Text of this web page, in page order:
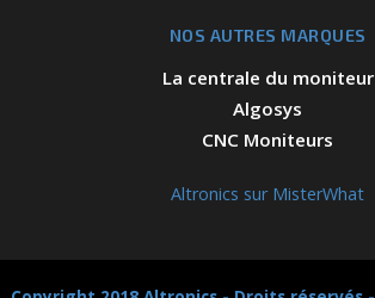
NOS AUTRES MARQUES
La centrale du moniteur
Algosys
CNC Moniteurs
Altronics sur MisterWhat